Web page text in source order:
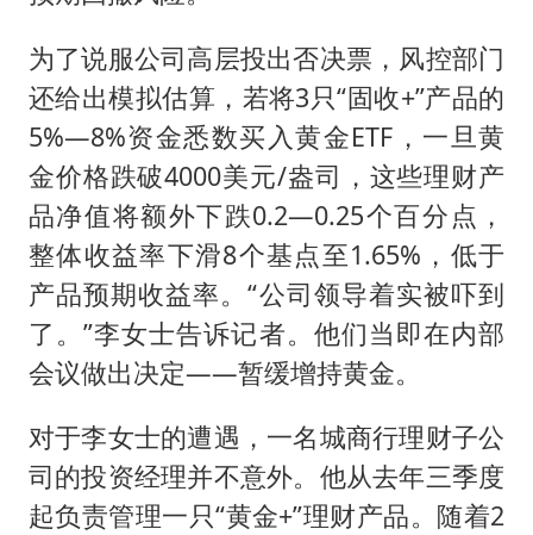
为了说服公司高层投出否决票，风控部门
还给出模拟估算，若将3只“固收+”产品的
5%—8%资金悉数买入黄金ETF，一旦黄
金价格跌破4000美元/盎司，这些理财产
品净值将额外下跌0.2—0.25个百分点，
整体收益率下滑8个基点至1.65%，低于
产品预期收益率。“公司领导着实被吓到
了。”李女士告诉记者。他们当即在内部
会议做出决定——暂缓增持黄金。
对于李女士的遭遇，一名城商行理财子公
司的投资经理并不意外。他从去年三季度
起负责管理一只“黄金+”理财产品。随着2